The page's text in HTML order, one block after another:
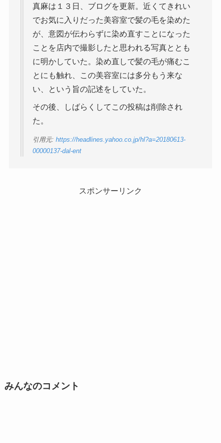
真麻は１３日、ブログを更新。近くてきれい
でお気に入りだった美容室で髪の毛を染めた
が、意図が伝わらずに染め直すことになった
ことを店内で撮影したと思われる写真ととも
に明かしていた。染め直しで髪の毛が痛むこ
とにも触れ、この美容室には多分もう来な
い、という旨の記述をしていた。
その後、しばらくしてこの投稿は削除され
た。
引用元: https://headlines.yahoo.co.jp/hl?a=20180613-
00000137-dal-ent
スポンサーリンク
みんなのコメント